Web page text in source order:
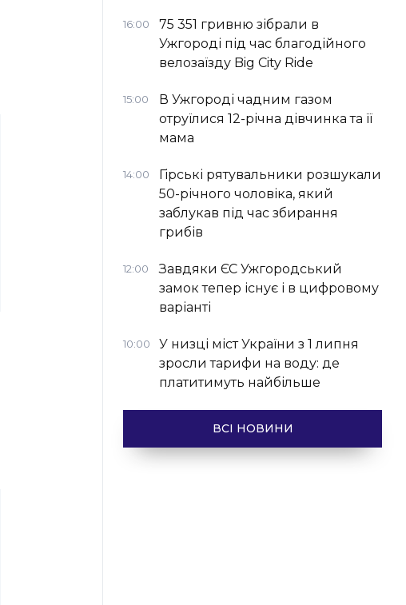
16:00
75 351 гривню зібрали в
Ужгороді під час благодійного
велозаїзду Big Сity Ride
15:00
В Ужгороді чадним газом
отруїлися 12-річна дівчинка та її
мама
14:00
Гірські рятувальники розшукали
50-річного чоловіка, який
заблукав під час збирання
грибів
12:00
Завдяки ЄС Ужгородський
замок тепер існує і в цифровому
варіанті
10:00
У низці міст України з 1 липня
зросли тарифи на воду: де
платитимуть найбільше
ВСІ НОВИНИ